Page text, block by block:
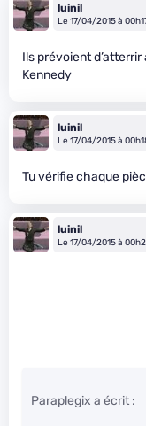
luinil
Le 17/04/2015 à
Ils prévoient
Kennedy
luinil
Le 17/04/2015 à
Tu vérifie chaque
luinil
Le 17/04/2015 à
Paraplegix a écrit :